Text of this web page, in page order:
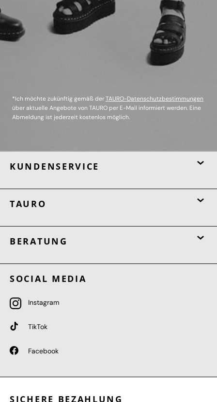
*Ich möchte zukünftig gemäß derTAURO-Datenschutzbestimmungen
über aktuelle Angebote von TAURO per E-Mail informiert werden. Eine
Abmeldung ist jederzeit kostenlos möglich.
KUNDENSERVICE
TAURO
BERATUNG
SOCIAL MEDIA
Instagram
TikTok
Facebook
SICHERE BEZAHLUNG